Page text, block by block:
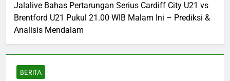
Jalalive Bahas Pertarungan Serius Cardiff City U21 vs
Brentford U21 Pukul 21.00 WIB Malam Ini – Prediksi &
Analisis Mendalam
BERITA